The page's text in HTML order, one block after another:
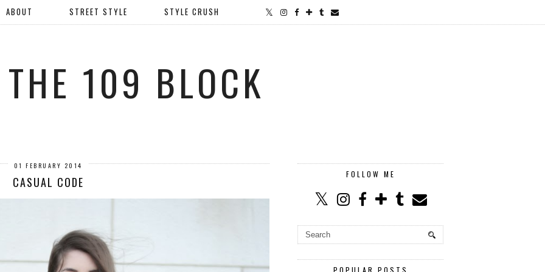
ABOUT STREET STYLE STYLE CRUSH
THE 109 BLOCK
01 FEBRUARY 2014
CASUAL CODE FOLLOW ME
POPULAR POSTS